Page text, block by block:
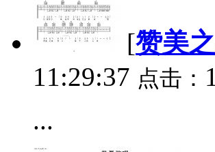
[赞美
11:29:37 点击：
...